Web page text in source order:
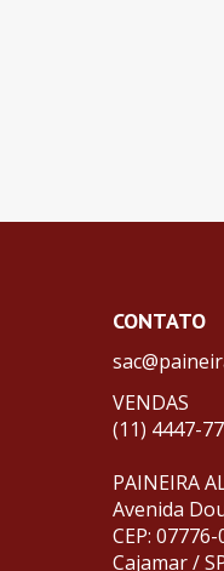
CONTATO
VENDAS
(11) 4447-
PAINEIRA
Avenida
CEP: 07776-
Cajamar /